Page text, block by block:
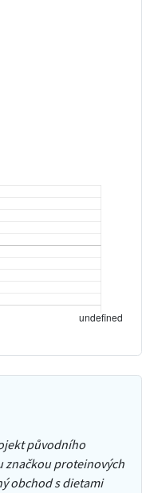
původního
značkou proteinových
obchod s dietami